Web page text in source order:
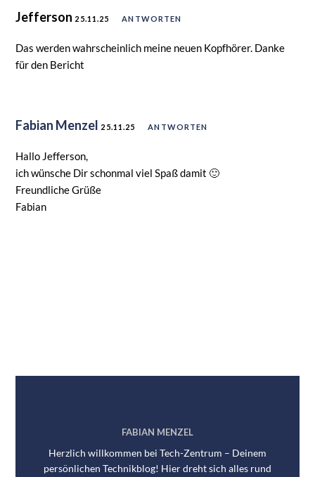
Jefferson 25.11.25 ANTWORTEN
Das werden wahrscheinlich meine neuen Kopfhörer. Danke
für den Bericht
Fabian Menzel 25.11.25 ANTWORTEN
Hallo Jefferson,
ich wünsche Dir schonmal viel Spaß damit 🙂
Freundliche Grüße
Fabian
FABIAN MENZEL
Herzlich willkommen bei Tech-Zentrum – Deinem
persönlichen Technikblog! Hier dreht sich alles rund